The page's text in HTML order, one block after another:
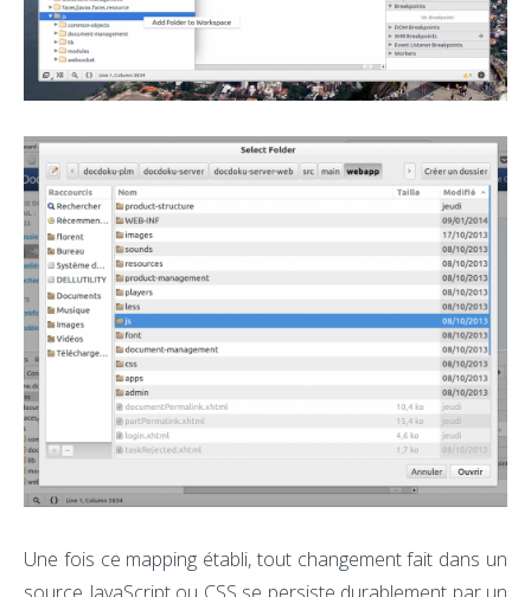
Une fois ce mapping établi, tout changement fait dans un